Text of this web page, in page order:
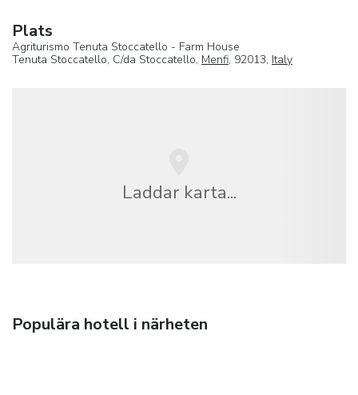
Plats
Agriturismo Tenuta Stoccatello - Farm House
Tenuta Stoccatello, C/da Stoccatello, Menfi, 92013, Italy
Laddar karta...
Populära hotell i närheten